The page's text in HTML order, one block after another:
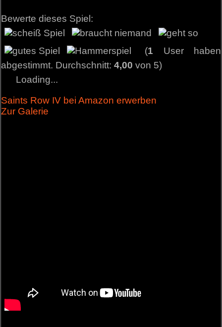
Bewerte dieses Spiel:
(1 User haben
abgestimmt. Durchschnitt:4,00 von 5)
Loading...
Saints Row IV bei Amazon erwerben
Zur Galerie